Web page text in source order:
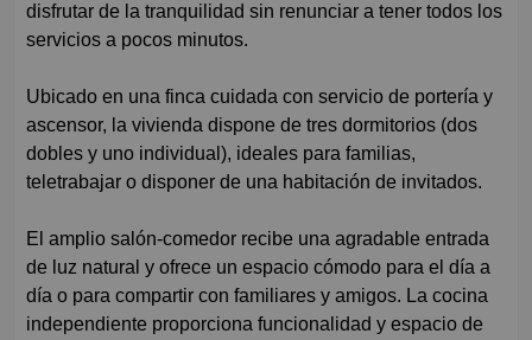
disfrutar de la tranquilidad sin renunciar a tener todos los
servicios a pocos minutos.
Ubicado en una finca cuidada con servicio de portería y
ascensor, la vivienda dispone de tres dormitorios (dos
dobles y uno individual), ideales para familias,
teletrabajar o disponer de una habitación de invitados.
El amplio salón-comedor recibe una agradable entrada
de luz natural y ofrece un espacio cómodo para el día a
día o para compartir con familiares y amigos. La cocina
independiente proporciona funcionalidad y espacio de